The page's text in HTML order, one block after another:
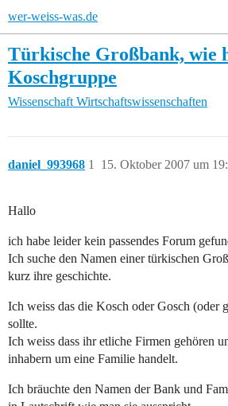
wer-weiss-was.de
Türkische Großbank, wie
Koschgruppe
Wissenschaft Wirtschaftswissenschaften
daniel_993968 15. Oktober 2007 um
1
Hallo
ich habe leider kein passendes Forum
Ich suche den Namen einer türkischen
kurz ihre geschichte.
Ich weiss das die Kosch oder Gosch (oder
sollte.
Ich weiss dass ihr etliche Firmen gehören
inhabern um eine Familie handelt.
Ich bräuchte den Namen der Bank und